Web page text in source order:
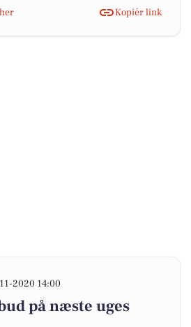
Kopiér link
2020 14:00
på næste uges